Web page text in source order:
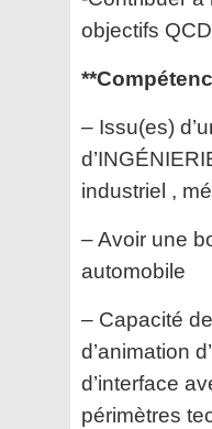
objectifs
– Issu(es)
industriel ,
– Avoir une
automobile
– Capacité
d’animation
d’interface
périmètres